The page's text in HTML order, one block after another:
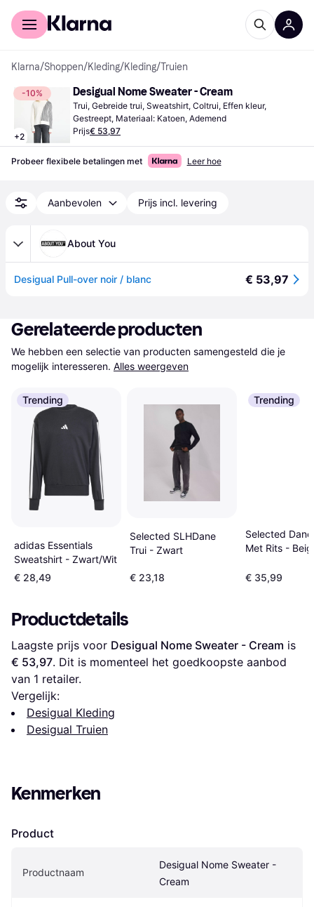
Voor shoppers
Klarna/Shoppen/Kleding/Kleding/Truien
-10%
+2
Desigual Nome Sweater - Cream
Trui, Gebreide trui, Sweatshirt, Coltrui, Effen kleur,
Gestreept, Materiaal: Katoen, Ademend
Prijs€ 53,97
Probeer flexibele betalingen met Leer hoe
Aanbevolen Prijs incl. levering
About You
Desigual Pull-over noir / blanc € 53,97
Gerelateerde producten
We hebben een selectie van producten samengesteld die je
mogelijk interesseren. Alles weergeven
Trending
adidas Essentials
Sweatshirt - Zwart/Wit
€ 28,49
Selected SLHDane
Trui - Zwart
€ 23,18
Trending
Selected
Met Rits -
€ 35,99
Productdetails
Laagste prijs voor Desigual Nome Sweater - Cream
€ 53,97. Dit is momenteel het goedkoopste aanbod
van 1 retailer.
Vergelijk:
Desigual Kleding
Desigual Truien
Kenmerken
Product
Productnaam
Desigual Nome Sweater -
Cream